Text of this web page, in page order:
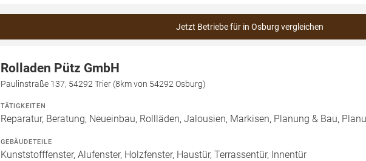
Jetzt Betriebe für in Osburg vergleichen
Rolladen Pütz GmbH
Paulinstraße 137, 54292 Trier (8km von 54292 Osburg)
TÄTIGKEITEN
Reparatur, Beratung, Neueinbau, Rollläden, Jalousien, Markisen, Planung & Bau,
GEBÄUDETEILE
Kunststofffenster, Alufenster, Holzfenster, Haustür, Terrassentür, Innentür